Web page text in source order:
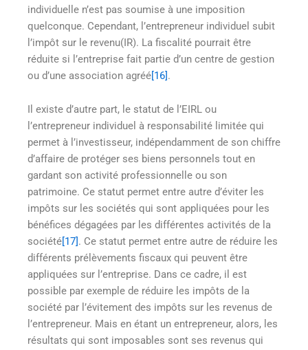
individuelle n’est pas soumise à une imposition
quelconque. Cependant, l’entrepreneur individuel subit
l’impôt sur le revenu(IR). La fiscalité pourrait être
réduite si l’entreprise fait partie d’un centre de gestion
ou d’une association agréé[16].
Il existe d’autre part, le statut de l’EIRL ou
l’entrepreneur individuel à responsabilité limitée qui
permet à l’investisseur, indépendamment de son chiffre
d’affaire de protéger ses biens personnels tout en
gardant son activité professionnelle ou son
patrimoine. Ce statut permet entre autre d’éviter les
impôts sur les sociétés qui sont appliquées pour les
bénéfices dégagées par les différentes activités de la
société[17]. Ce statut permet entre autre de réduire les
différents prélèvements fiscaux qui peuvent être
appliquées sur l’entreprise. Dans ce cadre, il est
possible par exemple de réduire les impôts de la
société par l’évitement des impôts sur les revenus de
l’entrepreneur. Mais en étant un entrepreneur, alors, les
résultats qui sont imposables sont ses revenus qui